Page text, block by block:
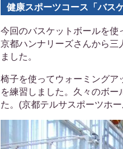
健康スポーツコース「バス
今回のバスケットボールを
京都ハンナリーズさんから
ました。
椅子を使ってウォーミング
を練習しました。久々のボ
た。(京都テルサスポーツホ